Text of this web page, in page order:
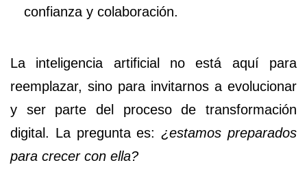
confianza y colaboración.
La inteligencia artificial no está aquí para
reemplazar, sino para invitarnos a evolucionar
y ser parte del proceso de transformación
digital. La pregunta es:¿estamos preparados
para crecer con ella?